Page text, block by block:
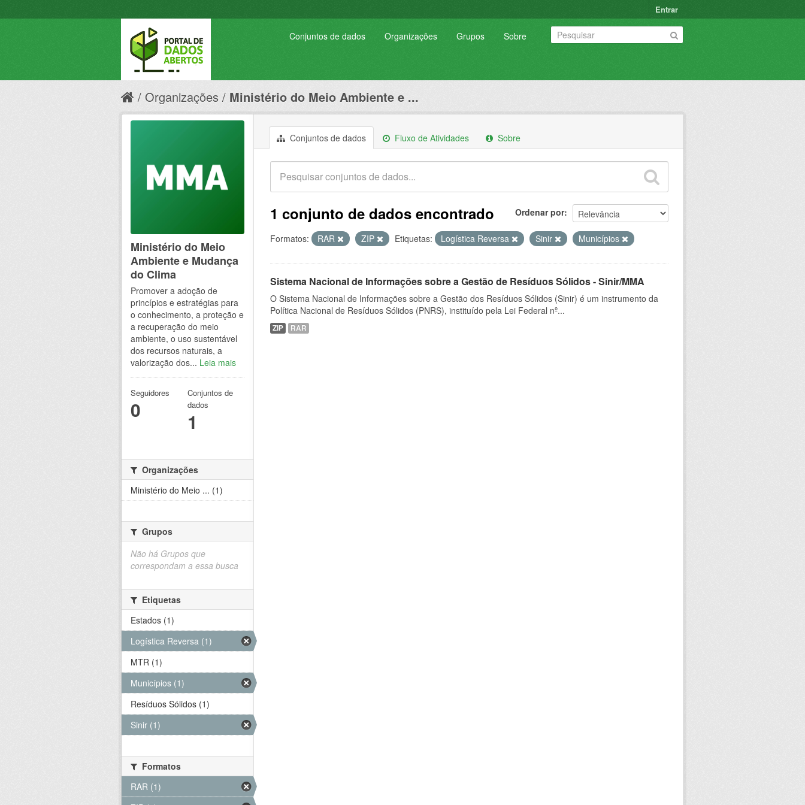
Entrar
Conjuntos de dados Organizações Grupos Sobre
Organizações Ministério do Meio Ambiente e ...
Conjuntos de dados Fluxo de Atividades Sobre
Ordenar por
1 conjunto de dados encontrado
Formatos: RAR ZIP Etiquetas: Logística Reversa Sinir Municípios
Sistema Nacional de Informações sobre a Gestão de Resíduos Sólidos - Sinir/MMA
O Sistema Nacional de Informações sobre a Gestão dos Resíduos Sólidos (Sinir) é um instrumento da
Política Nacional de Resíduos Sólidos (PNRS), instituído pela Lei Federal nº...
ZIP RAR
Ministério do Meio
Ambiente e Mudança
do Clima
Promover a adoção de
princípios e estratégias para
o conhecimento, a proteção e
a recuperação do meio
ambiente, o uso sustentável
dos recursos naturais, a
valorização dos... Leia mais
Seguidores
0
Conjuntos de
dados
1
Organizações
Ministério do Meio ... (1)
Grupos
Não há Grupos que
correspondam a essa busca
Etiquetas
Estados (1)
Logística Reversa (1)
MTR (1)
Municípios (1)
Resíduos Sólidos (1)
Sinir (1)
Formatos
RAR (1)